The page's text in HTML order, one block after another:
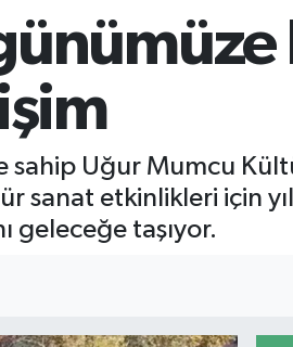
sahip Uğur Mumcu
sanat etkinlikleri için
geleceğe taşıyor.